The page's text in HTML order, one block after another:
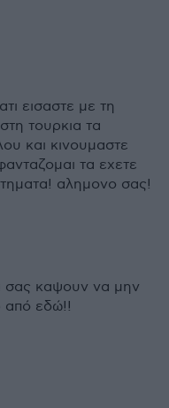
εισαστε με τη
τουρκια τα
και κινουμαστε
τα εχετε
αλημονο σας!
σας καψουν να μην
από εδώ!!